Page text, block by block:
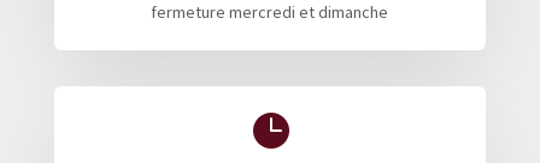
fermeture mercredi et dimanche
